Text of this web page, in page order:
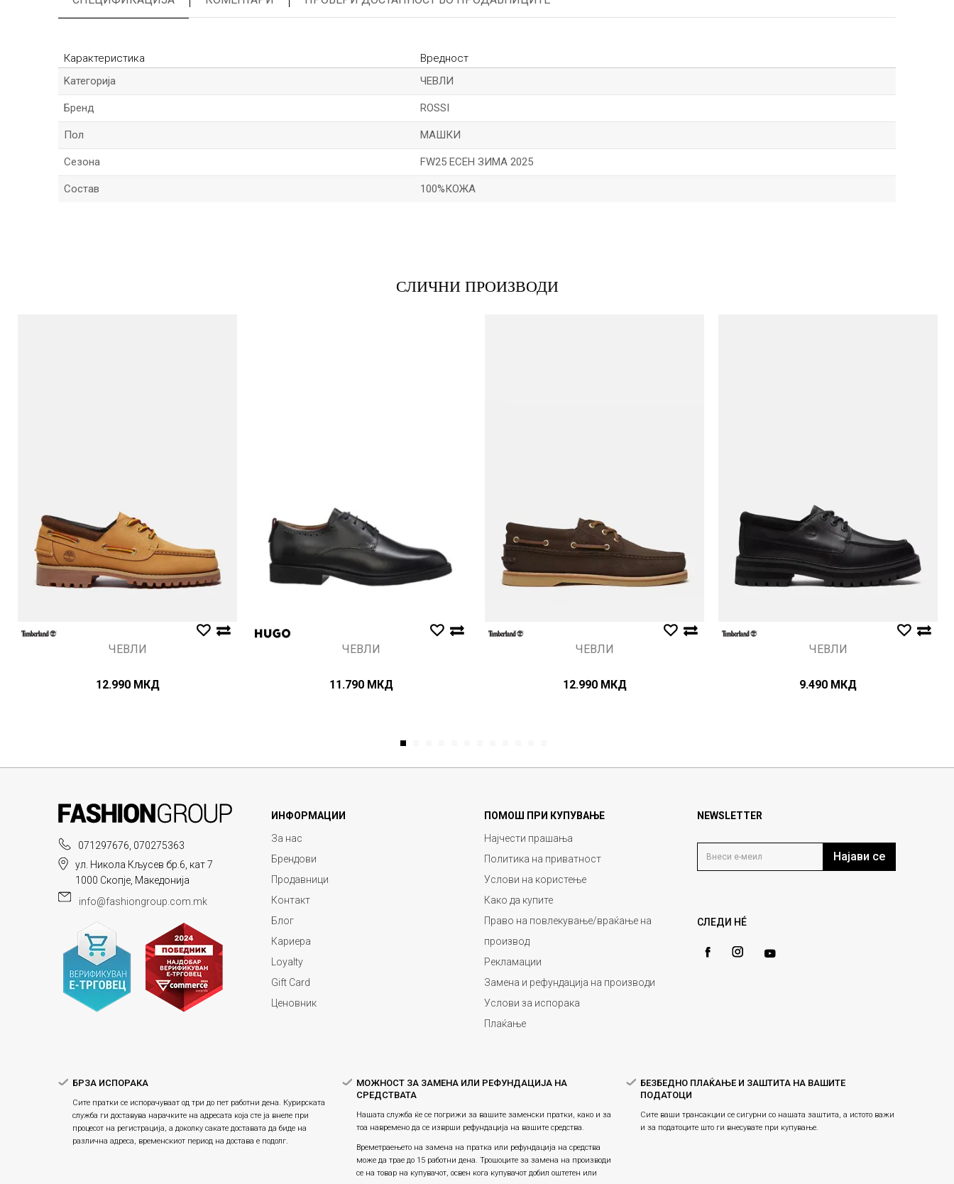
Карактеристика
Вредност
Kатегорија
ЧЕВЛИ
Бренд ROSSI
Пол МАШКИ
Сезона FW25 ЕСЕН ЗИМА 2025
Состав 100%КОЖА
СЛИЧНИ ПРОИЗВОДИ
ЧЕВЛИ
12.990 МКД
ЧЕВЛИ
11.790 МКД
ЧЕВЛИ
12.990 МКД
ЧЕВЛИ
9.490 МКД
1
071297676, 070275363
ул. Никола Кљусев бр.6, кат 7
1000 Скопје, Македонија
info@fashiongroup.com.mk
ИНФОРМАЦИИ
За нас
Брендови
Продавници
Контакт
Блог
Кариера
Loyalty
Gift Card
Ценовник
ПОМОШ ПРИ КУПУВАЊЕ
Најчести прашања
Политика на приватност
Услови на користење
Како да купите
Право на повлекување/враќање на
производ
Рекламации
Замена и рефундација на производи
Услови за испорака
Плаќање
NEWSLETTER
Најави се
СЛЕДИ НÉ
БРЗА ИСПОРАКА
Сите пратки се испорачуваат од три до пет работни дена. Курирската
служба ги доставува нарачките на адресата која сте ја внеле при
процесот на регистрација, а доколку сакате доставата да биде на
различна адреса, временскиот период на достава е подолг.
МОЖНОСТ ЗА ЗАМЕНА ИЛИ РЕФУНДАЦИЈА НА
СРЕДСТВАТА
Нашата служба ќе се погрижи за вашите заменски пратки, како и за
тоа навремено да се изврши рефундација на вашите средства.
Времетраењето на замена на пратка или рефундацијa на средства
може да трае до 15 работни дена. Трошоците за замена на производи
се на товар на купувачот, освен кога купувачот добил оштетен или
БЕЗБЕДНО ПЛАЌАЊЕ И ЗАШТИТА НА ВАШИТЕ
ПОДАТОЦИ
Сите ваши трансакции се сигурни со нашата заштита, а истото важи
и за податоците што ги внесувате при купување.